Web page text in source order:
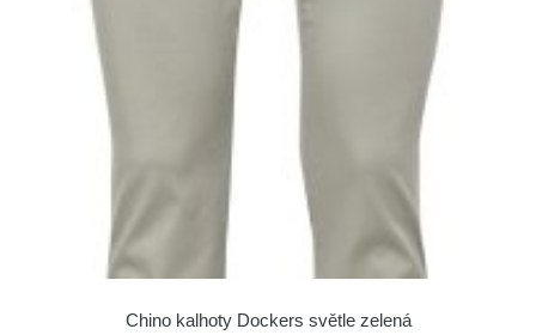
Chino kalhoty Dockers světle zelená